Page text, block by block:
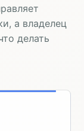
а владелец
делать